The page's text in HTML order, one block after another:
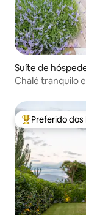
Suíte de
Chalé tranquilo
Entre os
Preferido